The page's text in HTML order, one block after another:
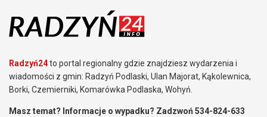
Radzyń24to portal regionalny gdzie znajdziesz wydarzenia i
wiadomości z gmin: Radzyń Podlaski, Ulan Majorat, Kąkolewnica,
Borki, Czemierniki, Komarówka Podlaska, Wohyń.
Masz temat? Informacje o wypadku? Zadzwoń 534-824-633